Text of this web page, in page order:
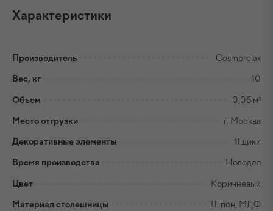
Характеристики
Производитель Cosmorelax
Вес, кг 10
Объем 0,05 м³
Место отгрузки г. Москва
Декоративные элементы Ящики
Время производства Новодел
Цвет Коричневый
Материал столешницы Шпон, МДФ